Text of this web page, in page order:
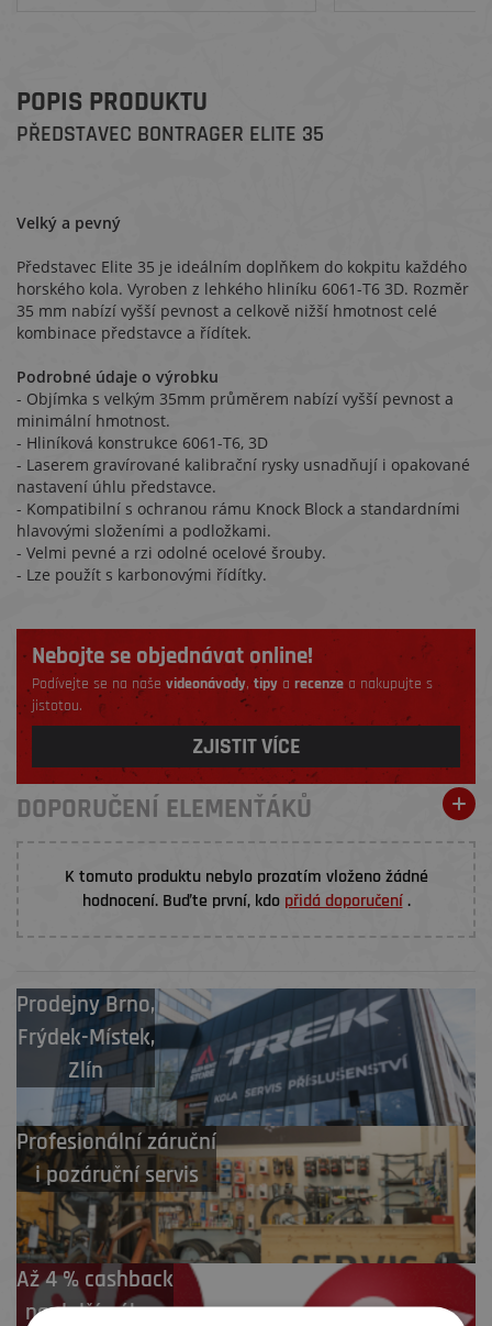
POPIS PRODUKTU
PŘEDSTAVEC BONTRAGER ELITE 35
Velký a pevný
Představec Elite 35 je ideálním doplňkem do kokpitu každého
horského kola. Vyroben z lehkého hliníku 6061-T6 3D. Rozměr
35 mm nabízí vyšší pevnost a celkově nižší hmotnost celé
kombinace představce a řídítek.
Podrobné údaje o výrobku
- Objímka s velkým 35mm průměrem nabízí vyšší pevnost a
minimální hmotnost.
- Hliníková konstrukce 6061-T6, 3D
- Laserem gravírované kalibrační rysky usnadňují i opakované
nastavení úhlu představce.
- Kompatibilní s ochranou rámu Knock Block a standardními
hlavovými složeními a podložkami.
- Velmi pevné a rzi odolné ocelové šrouby.
- Lze použít s karbonovými řídítky.
Nebojte se objednávat online!
Podívejte se na naše videonávody,tipy a recenzea nakupujte s
jistotou.
ZJISTIT VÍCE
DOPORUČENÍ ELEMENŤÁKŮ
K tomuto produktu nebylo prozatím vloženo žádné
hodnocení. Buďte první, kdo přidá doporučení.
ProdejnyBrno,
Frýdek-Místek,
Zlín
Profesionální záruční
i pozáruční servis
Až 4 % cashback
na další nákup